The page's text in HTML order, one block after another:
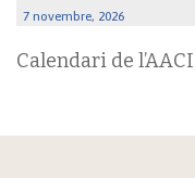
7 novembre, 2026
Calendari de